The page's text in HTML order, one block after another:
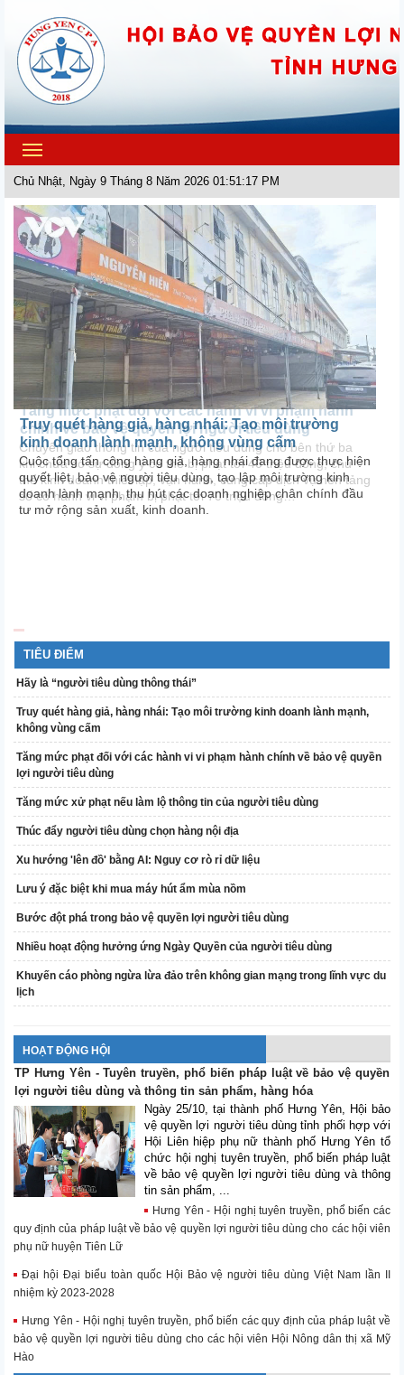
Toggle
navigation
Chủ Nhật, Ngày 9 Tháng 8 Năm 2026 01:51:17 PM
Truy quét hàng giả, hàng nhái: Tạo môi trường
kinh doanh lành mạnh, không vùng cấm
Cuộc tổng tấn công hàng giả, hàng nhái đang được thực hiện
quyết liệt, bảo vệ người tiêu dùng, tạo lập môi trường kinh
doanh lành mạnh, thu hút các doanh nghiệp chân chính đầu
tư mở rộng sản xuất, kinh doanh.
Tăng mức phạt đối với các hành vi vi phạm hành
chính về bảo vệ quyền lợi người tiêu dùng
Chuyển giao thông tin của người tiêu dùng cho bên thứ ba
khi chưa có sự đồng ý có thể bị phạt tới 40 triệu đồng; chủ
thể kinh doanh thiết lập, vận hành, cung cấp dịch vụ nền tảng
số có hành vi vi phạm bị phạt tới 70 triệu đồng…
TIÊU ĐIỂM
Hãy là “người tiêu dùng thông thái”
Truy quét hàng giả, hàng nhái: Tạo môi trường kinh doanh lành mạnh,
không vùng cấm
Tăng mức phạt đối với các hành vi vi phạm hành chính về bảo vệ quyền
lợi người tiêu dùng
Tăng mức xử phạt nếu làm lộ thông tin của người tiêu dùng
Thúc đẩy người tiêu dùng chọn hàng nội địa
Xu hướng 'lên đồ' bằng AI: Nguy cơ rò rỉ dữ liệu
Lưu ý đặc biệt khi mua máy hút ẩm mùa nồm
Bước đột phá trong bảo vệ quyền lợi người tiêu dùng
Nhiều hoạt động hưởng ứng Ngày Quyền của người tiêu dùng
Khuyến cáo phòng ngừa lừa đảo trên không gian mạng trong lĩnh vực du
lịch
HOẠT ĐỘNG HỘI
TP Hưng Yên - Tuyên truyền, phổ biến pháp luật về bảo vệ quyền
lợi người tiêu dùng và thông tin sản phẩm, hàng hóa
Ngày 25/10, tại thành phố Hưng Yên, Hội bảo
vệ quyền lợi người tiêu dùng tỉnh phối hợp với
Hội Liên hiệp phụ nữ thành phố Hưng Yên tổ
chức hội nghị tuyên truyền, phổ biến pháp luật
về bảo vệ quyền lợi người tiêu dùng và thông
tin sản phẩm, ...
Hưng Yên - Hội nghị tuyên truyền, phổ biến các
quy định của pháp luật về bảo vệ quyền lợi người tiêu dùng cho các hội viên
phụ nữ huyện Tiên Lữ
Đại hội Đại biểu toàn quốc Hội Bảo vệ người tiêu dùng Việt Nam lần II
nhiệm kỳ 2023-2028
Hưng Yên - Hội nghị tuyên truyền, phổ biến các quy định của pháp luật về
bảo vệ quyền lợi người tiêu dùng cho các hội viên Hội Nông dân thị xã Mỹ
Hào